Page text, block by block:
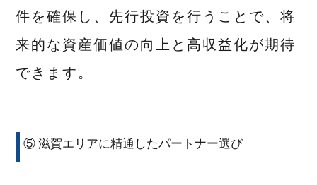
件を確保し、先行投資を行うことで、将
来的な資産価値の向上と高収益化が期待
できます。
⑤ 滋賀エリアに精通したパートナー選び